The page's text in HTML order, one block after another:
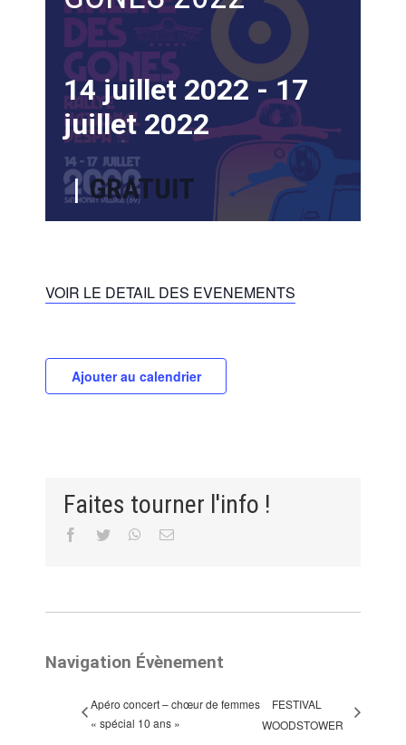
14 juillet 2022-17
juillet 2022
| GRATUIT
VOIR LE DETAIL DES EVENEMENTS
Ajouter au calendrier
Faites tourner l'info !
Facebook
Twitter WhatsApp
Email
Navigation Évènement
Apéro concert – chœur de femmes
« spécial 10 ans »
FESTIVAL
WOODSTOWER